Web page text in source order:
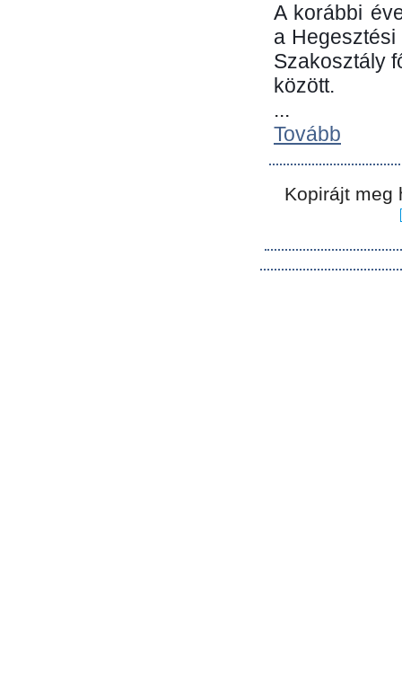
A korábbi
a
Szakosztály
között.
...
Tovább
Kopirájt meg